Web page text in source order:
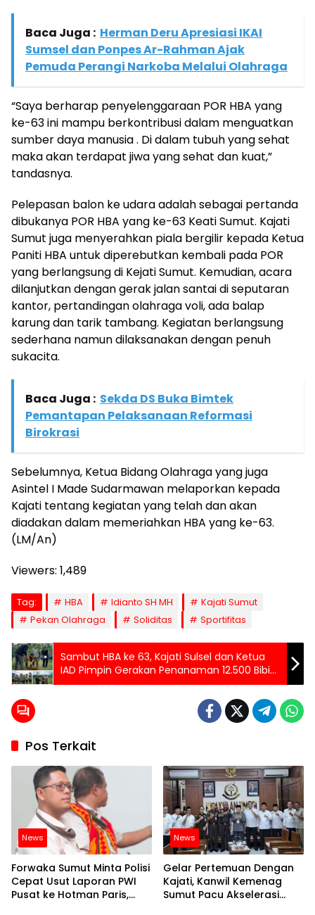
Baca Juga : Herman Deru Apresiasi IKAI
Sumsel dan Ponpes Ar-Rahman Ajak
Pemuda Perangi Narkoba Melalui Olahraga
“Saya berharap penyelenggaraan POR HBA yang
ke-63 ini mampu berkontribusi dalam menguatkan
sumber daya manusia . Di dalam tubuh yang sehat
maka akan terdapat jiwa yang sehat dan kuat,”
tandasnya.
Pelepasan balon ke udara adalah sebagai pertanda
dibukanya POR HBA yang ke-63 Keati Sumut. Kajati
Sumut juga menyerahkan piala bergilir kepada Ketua
Paniti HBA untuk diperebutkan kembali pada POR
yang berlangsung di Kejati Sumut. Kemudian, acara
dilanjutkan dengan gerak jalan santai di seputaran
kantor, pertandingan olahraga voli, ada balap
karung dan tarik tambang. Kegiatan berlangsung
sederhana namun dilaksanakan dengan penuh
sukacita.
Baca Juga : Sekda DS Buka Bimtek
Pemantapan Pelaksanaan Reformasi
Birokrasi
Sebelumnya, Ketua Bidang Olahraga yang juga
Asintel I Made Sudarmawan melaporkan kepada
Kajati tentang kegiatan yang telah dan akan
diadakan dalam memeriahkan HBA yang ke-63.
(LM/An)
Viewers: 1,489
Tag: HBA Idianto SH MH
Kajati Sumut
Pekan Olahraga
Soliditas Sportifitas
Sambut HBA ke 63, Kajati Sulsel dan Ketua
IAD Pimpin Gerakan Penanaman 12.500 Bibit
Buah di 63 Lokasi
Pos Terkait
News
Forwaka Sumut Minta Polisi
Cepat Usut Laporan PWI
Pusat ke Hotman Paris,
News
Gelar Pertemuan Dengan
Kajati, Kanwil Kemenag
Sumut Pacu Akselerasi